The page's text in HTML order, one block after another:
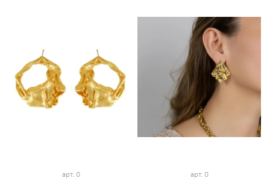
арт. 0 арт. 0